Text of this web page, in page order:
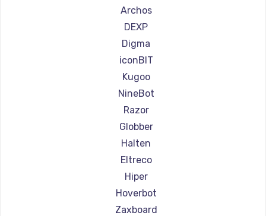
Ремонт самокатов Minimotors
Ремонт самокатов Bork
Ремонт самокатов Segway
Ремонт самокатов KIRIN
Archos
DEXP
Digma
iconBIT
Kugoo
NineBot
Razor
Globber
Halten
Eltreco
Hiper
Hoverbot
Zaxboard